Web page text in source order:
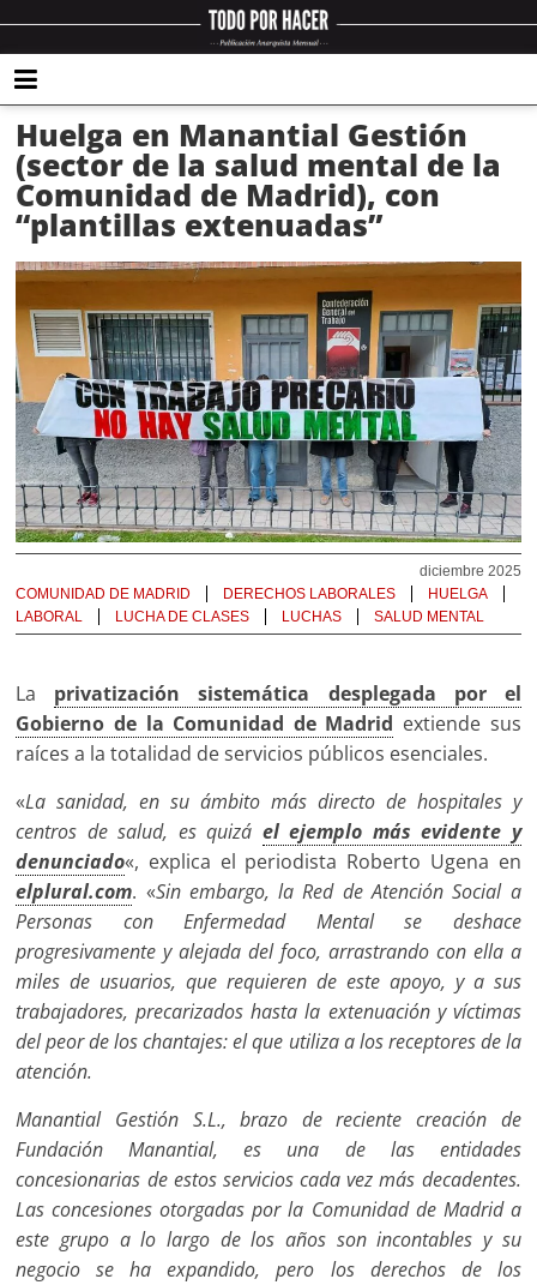
Huelga en Manantial Gestión
(sector de la salud mental de la
Comunidad de Madrid), con
“plantillas extenuadas”
diciembre 2025
COMUNIDAD DE MADRID
DERECHOS LABORALES
HUELGA
LABORAL
LUCHA DE CLASES LUCHAS SALUD MENTAL
La privatización sistemática desplegada por el
Gobierno de la Comunidad de Madrid extiende sus
raíces a la totalidad de servicios públicos esenciales.
«La sanidad, en su ámbito más directo de hospitales y
centros de salud, es quizá el ejemplo más evidente y
denunciado«, explica el periodista Roberto Ugena en
elplural.com. «Sin embargo, la Red de Atención Social a
Personas con Enfermedad Mental se deshace
progresivamente y alejada del foco, arrastrando con ella a
miles de usuarios, que requieren de este apoyo, y a sus
trabajadores, precarizados hasta la extenuación y víctimas
del peor de los chantajes: el que utiliza a los receptores de la
atención.
Manantial Gestión S.L., brazo de reciente creación de
Fundación Manantial, es una de las entidades
concesionarias de estos servicios cada vez más decadentes.
Las concesiones otorgadas por la Comunidad de Madrid a
este grupo a lo largo de los años son incontables y su
negocio se ha expandido, pero los derechos de los